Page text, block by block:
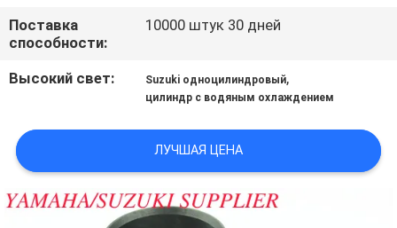
ЦИТАТУ
САЙТА
PRIVACY
POLICY
Поставка
способности:
10000 штук 30 дней
Высокий свет: Suzuki одноцилиндровый,
цилиндр с водяным охлаждением
ЛУЧШАЯ ЦЕНА